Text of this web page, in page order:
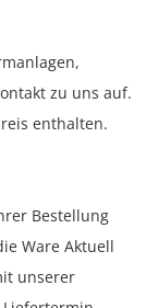
zu uns auf.
enthalten.
Bestellung
Ware Aktuell
unserer